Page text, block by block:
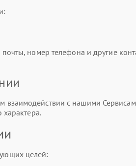
номер телефона и другие
с нашими
характера.
целей: